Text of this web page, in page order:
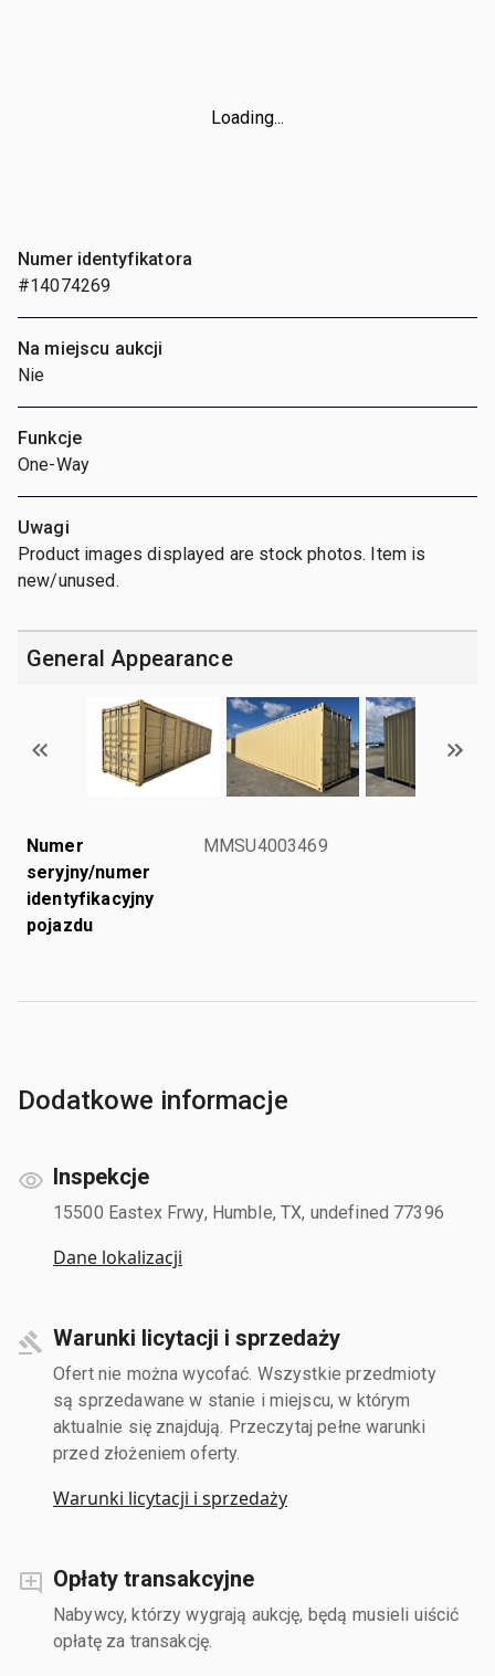
Loading...
Numer identyfikatora
#14074269
Na miejscu aukcji
Nie
Funkcje
One-Way
Uwagi
Product images displayed are stock photos. Item is
new/unused.
General Appearance
Numer
seryjny/numer
identyfikacyjny
pojazdu
MMSU4003469
Dodatkowe informacje
Inspekcje
15500 Eastex Frwy, Humble, TX, undefined 77396
Dane lokalizacji
Warunki licytacji i sprzedaży
Ofert nie można wycofać. Wszystkie przedmioty
są sprzedawane w stanie i miejscu, w którym
aktualnie się znajdują. Przeczytaj pełne warunki
przed złożeniem oferty.
Warunki licytacji i sprzedaży
Opłaty transakcyjne
Nabywcy, którzy wygrają aukcję, będą musieli uiścić
opłatę za transakcję.